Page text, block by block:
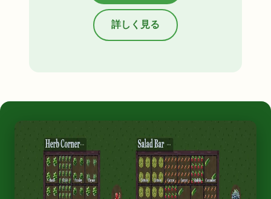
詳しく見る